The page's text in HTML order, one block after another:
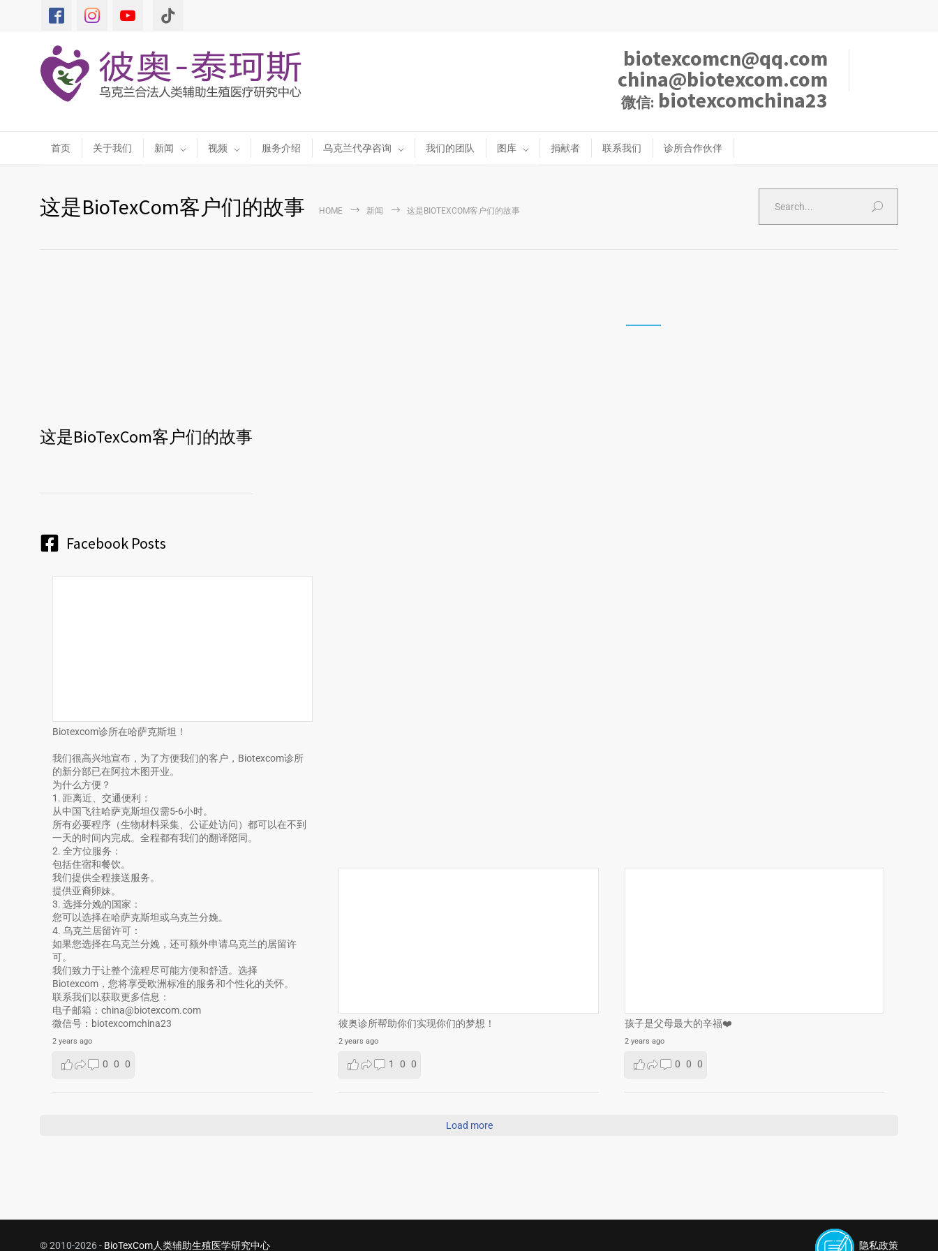
biotexcomcn@qq.com
china@biotexcom.com
微信: biotexcomchina23
首页 关于我们 新闻 视频 服务介绍 乌克兰代孕咨询 我们的团队 图库 捐献者 联系我们 诊所合作伙伴
这是BioTexCom客户们的故事 HOME 新闻 这是BIOTEXCOM客户们的故事
这是BioTexCom客户们的故事
Facebook Posts
Biotexcom诊所在哈萨克斯坦！
我们很高兴地宣布，为了方便我们的客户，Biotexcom诊所
的新分部已在阿拉木图开业。
为什么方便？
1. 距离近、交通便利：
从中国飞往哈萨克斯坦仅需5-6小时。
所有必要程序（生物材料采集、公证处访问）都可以在不到
一天的时间内完成。全程都有我们的翻译陪同。
2. 全方位服务：
包括住宿和餐饮。
我们提供全程接送服务。
提供亚裔卵妹。
3. 选择分娩的国家：
您可以选择在哈萨克斯坦或乌克兰分娩。
4. 乌克兰居留许可：
如果您选择在乌克兰分娩，还可额外申请乌克兰的居留许
可。
我们致力于让整个流程尽可能方便和舒适。选择
Biotexcom，您将享受欧洲标准的服务和个性化的关怀。
联系我们以获取更多信息：
电子邮箱：china@biotexcom.com
微信号：biotexcomchina23
2 years ago
0 0 0
彼奥诊所帮助你们实现你们的梦想！
2 years ago
1 0 0
孩子是父母最大的辛福❤️
2 years ago
0 0 0
Load more
© 2010-2026 - BioTexCom人类辅助生殖医学研究中心 隐私政策